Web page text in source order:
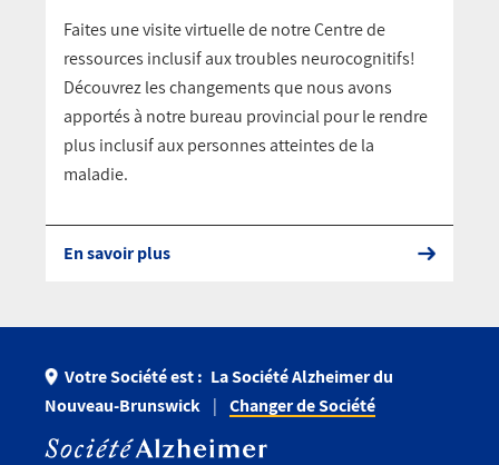
Faites une visite virtuelle de notre Centre de
ressources inclusif aux troubles neurocognitifs!
Découvrez les changements que nous avons
apportés à notre bureau provincial pour le rendre
plus inclusif aux personnes atteintes de la
maladie.
En savoir plus
Votre Société est : La Société Alzheimer du
Nouveau-Brunswick
Changer de Société